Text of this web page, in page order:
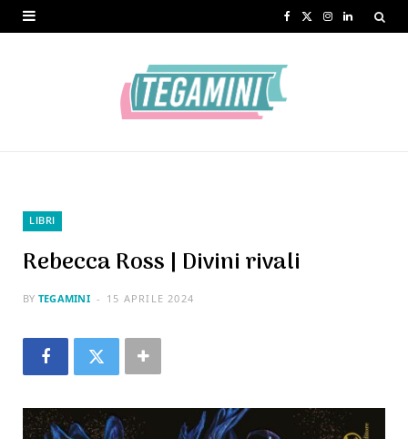
I L
LIBRI
Rebecca Ross | Divini rivali
BY TEGAMINI 15 APRILE 2024